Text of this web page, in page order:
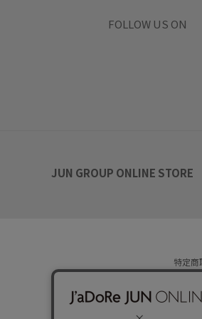
FOLLOW US ON
JUN GROUP ONLINE STORE
特定